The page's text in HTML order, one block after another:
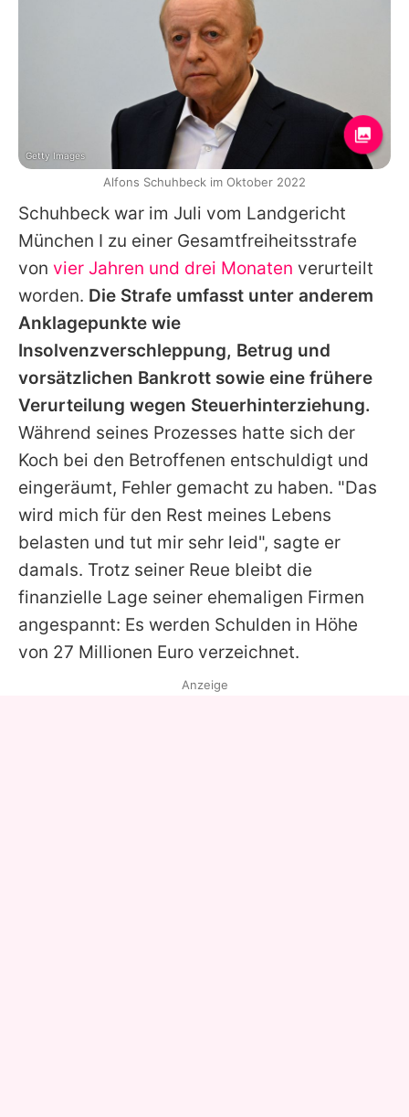
Schuhbeck war im Juli vom Landgericht
München I zu einer Gesamtfreiheitsstrafe
von vier Jahren und drei Monaten verurteilt
worden. Die Strafe umfasst unter anderem
Anklagepunkte wie
Insolvenzverschleppung, Betrug und
vorsätzlichen Bankrott sowie eine frühere
Verurteilung wegen Steuerhinterziehung.
Während seines Prozesses hatte sich der
Koch bei den Betroffenen entschuldigt und
eingeräumt, Fehler gemacht zu haben. "Das
wird mich für den Rest meines Lebens
belasten und tut mir sehr leid", sagte er
damals. Trotz seiner Reue bleibt die
finanzielle Lage seiner ehemaligen Firmen
angespannt: Es werden Schulden in Höhe
von 27 Millionen Euro verzeichnet.
Getty Images
Alfons Schuhbeck im Oktober 2022
Anzeige